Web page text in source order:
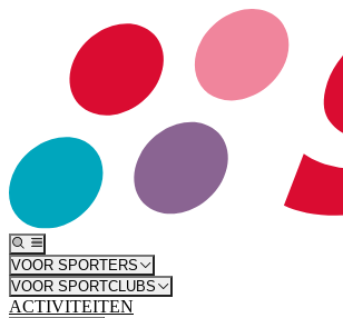
VOOR SPORTERS
VOOR SPORTCLUBS
ACTIVITEITEN